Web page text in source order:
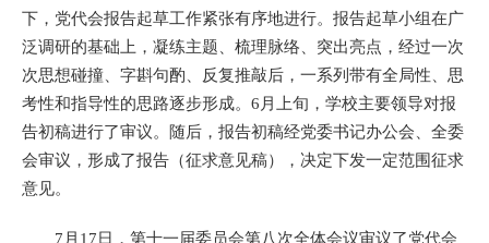
下，党代会报告起草工作紧张有序地进行。报告起草小组在广
泛调研的基础上，凝练主题、梳理脉络、突出亮点，经过一次
次思想碰撞、字斟句酌、反复推敲后，一系列带有全局性、思
考性和指导性的思路逐步形成。6月上旬，学校主要领导对报
告初稿进行了审议。随后，报告初稿经党委书记办公会、全委
会审议，形成了报告（征求意见稿），决定下发一定范围征求
意见。
7月17日，第十一届委员会第八次全体会议审议了党代会